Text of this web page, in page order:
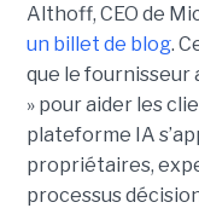
Althoff, CEO de
un billet de blog.
que le
» pour aider les
plateforme IA
propriétaires,
processus